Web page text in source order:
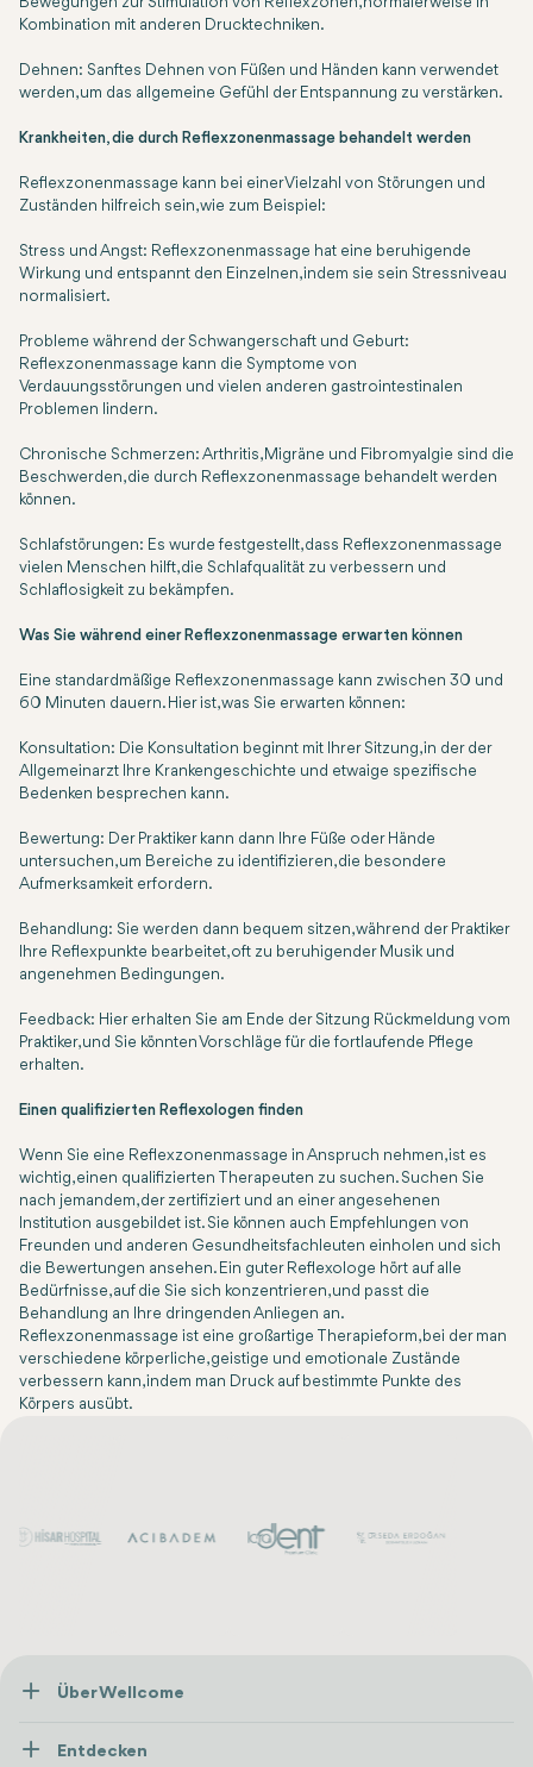
Kombination mit anderen Drucktechniken.
Dehnen: Sanftes Dehnen von Füßen und Händen kann verwendet
werden, um das allgemeine Gefühl der Entspannung zu verstärken.
Krankheiten, die durch Reflexzonenmassage behandelt werden
Reflexzonenmassage kann bei einer Vielzahl von Störungen und
Zuständen hilfreich sein, wie zum Beispiel:
Stress und Angst: Reflexzonenmassage hat eine beruhigende
Wirkung und entspannt den Einzelnen, indem sie sein Stressniveau
normalisiert.
Probleme während der Schwangerschaft und Geburt:
Reflexzonenmassage kann die Symptome von
Verdauungsstörungen und vielen anderen gastrointestinalen
Problemen lindern.
Chronische Schmerzen: Arthritis, Migräne und Fibromyalgie sind die
Beschwerden, die durch Reflexzonenmassage behandelt werden
können.
Schlafstörungen: Es wurde festgestellt, dass Reflexzonenmassage
vielen Menschen hilft, die Schlafqualität zu verbessern und
Schlaflosigkeit zu bekämpfen.
Was Sie während einer Reflexzonenmassage erwarten können
Eine standardmäßige Reflexzonenmassage kann zwischen 30 und
60 Minuten dauern. Hier ist, was Sie erwarten können:
Konsultation: Die Konsultation beginnt mit Ihrer Sitzung, in der der
Allgemeinarzt Ihre Krankengeschichte und etwaige spezifische
Bedenken besprechen kann.
Bewertung: Der Praktiker kann dann Ihre Füße oder Hände
untersuchen, um Bereiche zu identifizieren, die besondere
Aufmerksamkeit erfordern.
Behandlung: Sie werden dann bequem sitzen, während der Praktiker
Ihre Reflexpunkte bearbeitet, oft zu beruhigender Musik und
angenehmen Bedingungen.
Feedback: Hier erhalten Sie am Ende der Sitzung Rückmeldung vom
Praktiker, und Sie könnten Vorschläge für die fortlaufende Pflege
erhalten.
Einen qualifizierten Reflexologen finden
Wenn Sie eine Reflexzonenmassage in Anspruch nehmen, ist es
wichtig, einen qualifizierten Therapeuten zu suchen. Suchen Sie
nach jemandem, der zertifiziert und an einer angesehenen
Institution ausgebildet ist. Sie können auch Empfehlungen von
Freunden und anderen Gesundheitsfachleuten einholen und sich
die Bewertungen ansehen. Ein guter Reflexologe hört auf alle
Bedürfnisse, auf die Sie sich konzentrieren, und passt die
Behandlung an Ihre dringenden Anliegen an.
Reflexzonenmassage ist eine großartige Therapieform, bei der man
verschiedene körperliche, geistige und emotionale Zustände
verbessern kann, indem man Druck auf bestimmte Punkte des
Körpers ausübt.
Über Wellcome
Presse
Entdecken